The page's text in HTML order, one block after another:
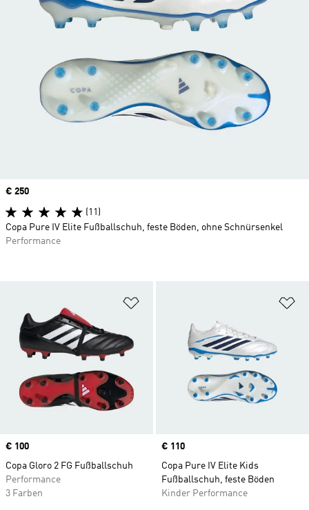
Price
€ 100
Copa Gloro 2 FG Fußballschuh
Performance
3 Farben
Price
€ 110
Copa Pure IV Elite Kids
Fußballschuh, feste Böden
Kinder Performance
Price
€ 250
(11)
Copa Pure IV Elite Fußballschuh, feste Böden, ohne Schnürsenkel
Performance